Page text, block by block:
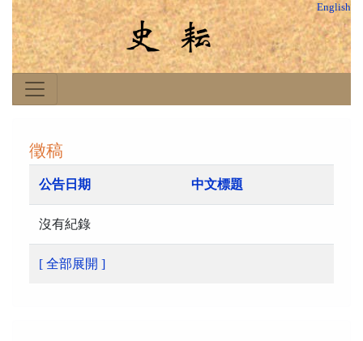
English
徵稿
公告日期 中文標題
沒有紀錄
[ 全部展開 ]